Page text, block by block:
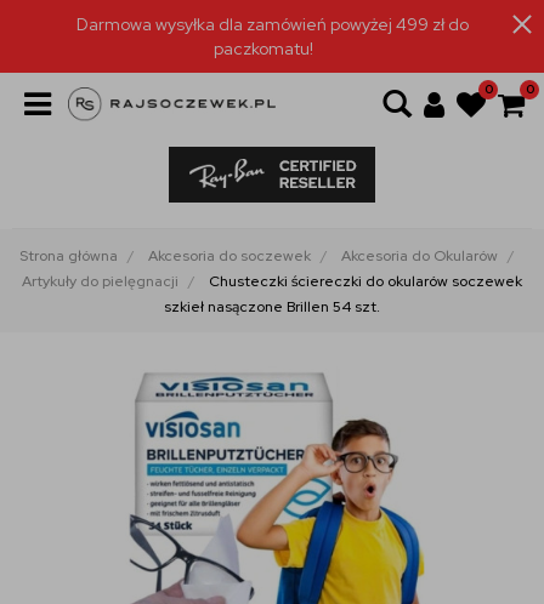
Darmowa wysyłka dla zamówień powyżej 499 zł do
paczkomatu!
0 0
Strona główna Akcesoria do soczewek
Akcesoria do Okularów
Artykuły do pielęgnacji
Chusteczki ściereczki do okularów soczewek
szkieł nasączone Brillen 54 szt.